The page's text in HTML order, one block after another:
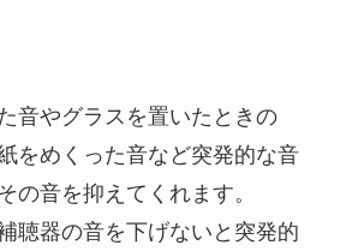
音やグラスを置いたときの
をめくった音など突発的な音
の音を抑えてくれます。
聴器の音を下げないと突発的